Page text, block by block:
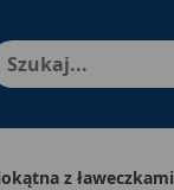
Enter -
z ławeczkami